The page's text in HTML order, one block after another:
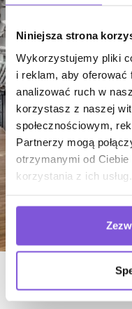
Niniejsza strona
Wykorzystujemy pliki
i reklam, aby oferować
analizować ruch w
korzystasz z naszej
społecznościowym,
Partnerzy mogą
otrzymanymi od
korzystania z ich usług.